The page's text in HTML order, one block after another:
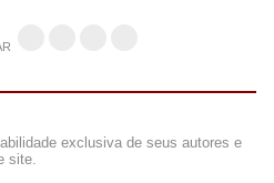
exclusiva de seus autores e
site.